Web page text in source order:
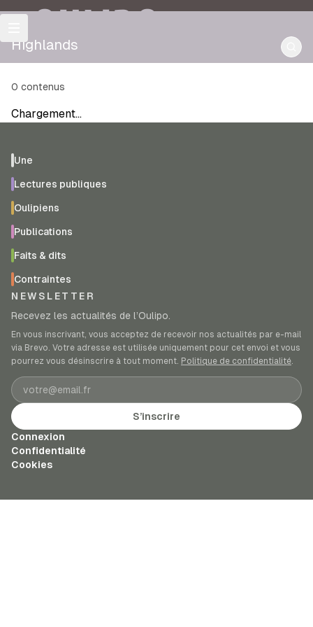
OULIPO
Highlands
0 contenus
Chargement…
Une
Lectures publiques
Oulipiens
Publications
Faits & dits
Contraintes
NEWSLETTER
Recevez les actualités de l’Oulipo.
En vous inscrivant, vous acceptez de recevoir nos actualités par e-mail
via Brevo. Votre adresse est utilisée uniquement pour cet envoi et vous
pourrez vous désinscrire à tout moment. Politique de confidentialité.
Adresse e-mail
S’inscrire
Connexion
Confidentialité
Cookies